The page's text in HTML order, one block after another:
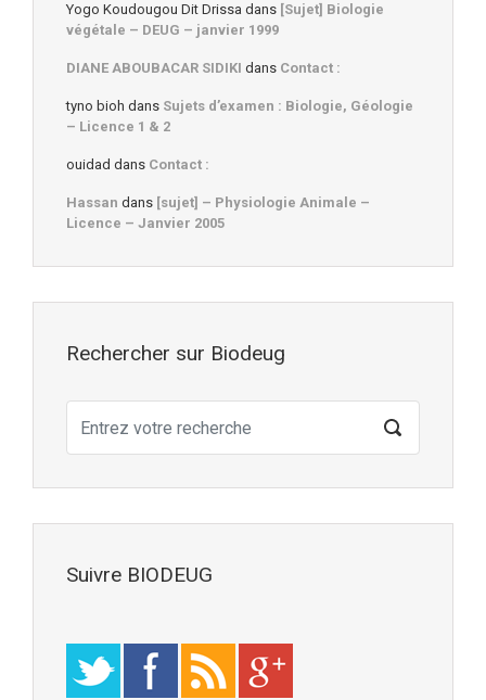
Yogo Koudougou Dit Drissa dans [Sujet] Biologie
végétale – DEUG – janvier 1999
DIANE ABOUBACAR SIDIKI dans Contact :
tyno bioh dans Sujets d’examen : Biologie, Géologie
– Licence 1 & 2
ouidad dans Contact :
Hassan dans [sujet] – Physiologie Animale –
Licence – Janvier 2005
Rechercher sur Biodeug
Suivre BIODEUG